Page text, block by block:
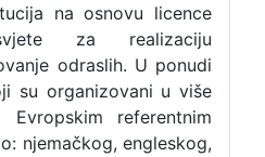
na osnovu licence
za realizaciju
odraslih. U ponudi
su organizovani u više
referentnim
njemačkog, engleskog,